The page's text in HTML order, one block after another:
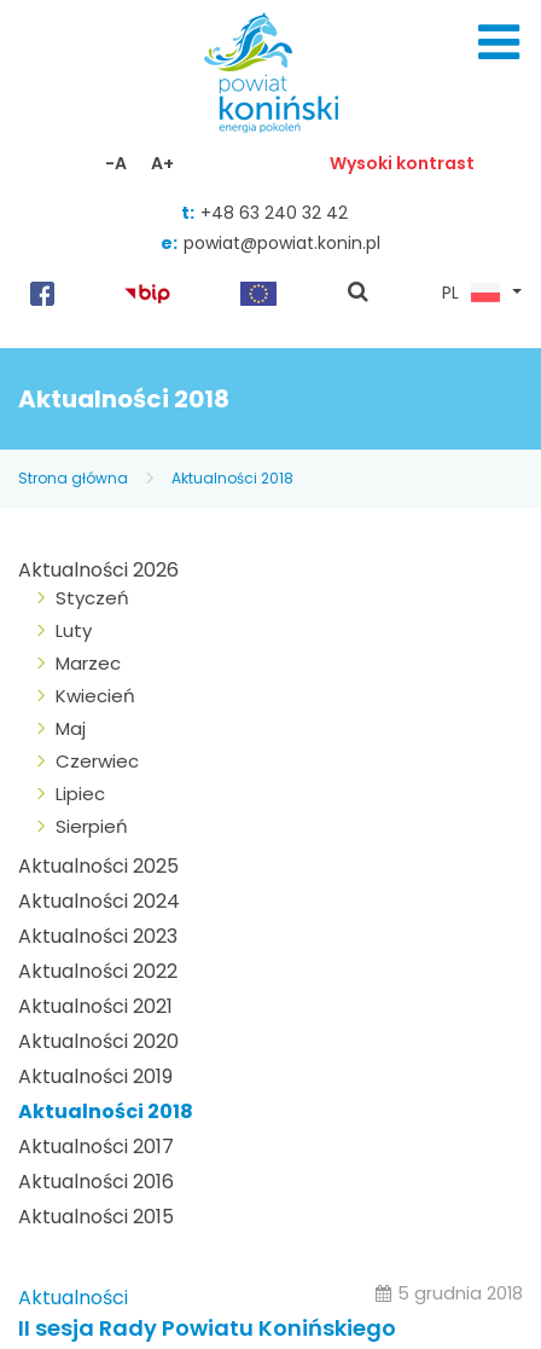
-A A+ Wysoki kontrast
t: +48 63 240 32 42
e: powiat@powiat.konin.pl
pokaż
PL
Aktualności 2018
Strona główna Aktualności 2018
Aktualności 2026
Styczeń
Luty
Marzec
Kwiecień
Maj
Czerwiec
Lipiec
Sierpień
Aktualności 2025
Aktualności 2024
Aktualności 2023
Aktualności 2022
Aktualności 2021
Aktualności 2020
Aktualności 2019
Aktualności 2018
Aktualności 2017
Aktualności 2016
Aktualności 2015
Aktualności 5 grudnia 2018
II sesja Rady Powiatu Konińskiego